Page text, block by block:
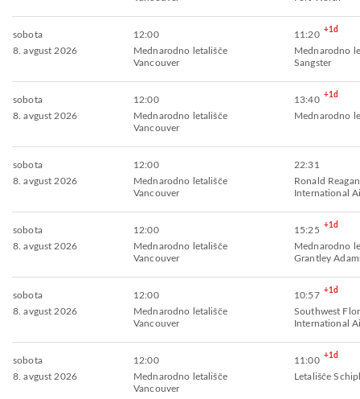
sobota
8. avgust 2026
12:00
Mednarodno letališče
Vancouver
11:20 +1d
Mednarodno
Sangster
sobota
8. avgust 2026
12:00
Mednarodno letališče
Vancouver
13:40 +1d
Mednarodno
sobota
8. avgust 2026
12:00
Mednarodno letališče
Vancouver
22:31
Ronald
International
sobota
8. avgust 2026
12:00
Mednarodno letališče
Vancouver
15:25 +1d
Mednarodno
Grantley
sobota
8. avgust 2026
12:00
Mednarodno letališče
Vancouver
10:57 +1d
Southwest
International
sobota
8. avgust 2026
12:00
Mednarodno letališče
Vancouver
11:00 +1d
Letališče